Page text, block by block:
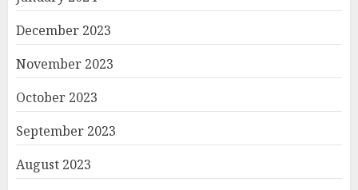
December 2023
November 2023
October 2023
September 2023
August 2023